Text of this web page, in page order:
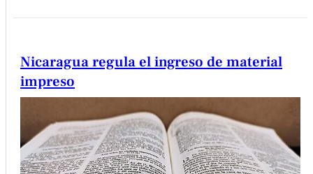
Nicaragua regula el ingreso de material
impreso